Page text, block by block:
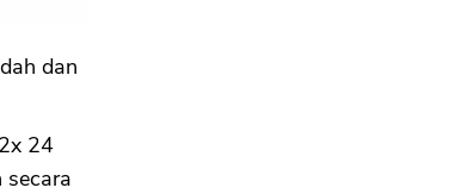
dan
24
secara